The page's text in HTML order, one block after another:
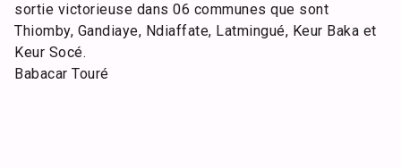
sortie victorieuse dans 06 communes que sont
Thiomby, Gandiaye, Ndiaffate, Latmingué, Keur Baka et
Keur Socé.
Babacar Touré